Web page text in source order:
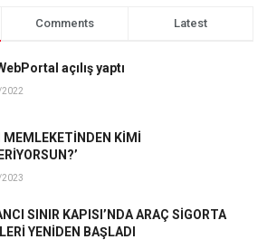
Comments Latest
açılış yaptı
MEMLEKETİNDEN KİMİ
SINIR KAPISI’NDA ARAÇ SİGORTA
YENİDEN BAŞLADI